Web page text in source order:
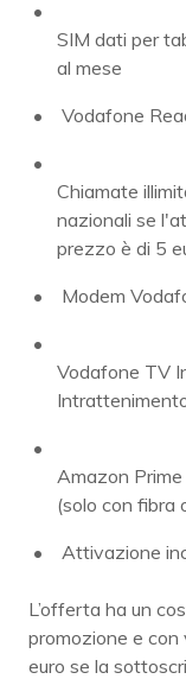
SIM dati per
al mese
Vodafone
Chiamate
nazionali se
prezzo è di 5
Modem
Vodafone TV
Amazon
(solo con fibra
Attivazione
L’offerta ha un
promozione e
euro se la